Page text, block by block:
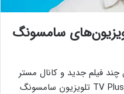
سامسونگ
فیلم جدید و کانال مستر
بیست را به‌صورت رایگان به خدمات TV Plus تلویزیون سامسونگ